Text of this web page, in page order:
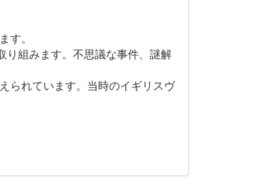
す。
組みます。不思議な事件、謎解
られています。当時のイギリスヴ